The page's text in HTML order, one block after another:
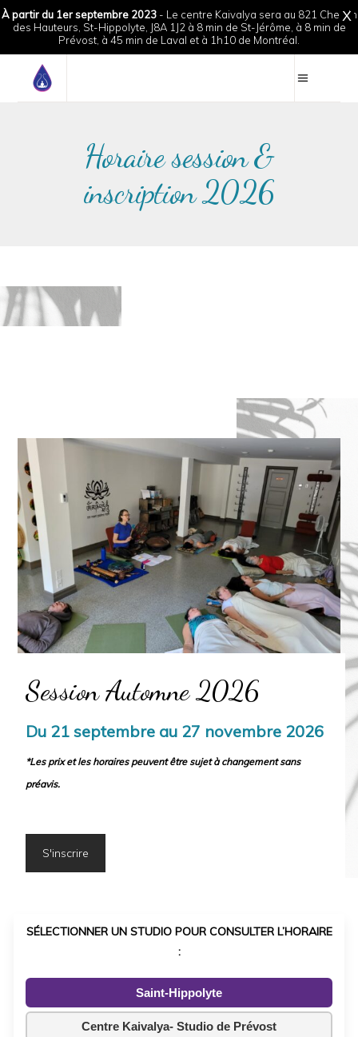
X
À partir du 1er septembre 2023- Le centre Kaivalya sera au 821 Chemin
des Hauteurs, St-Hippolyte, J8A 1J2 à 8 min de St-Jérôme, à 8 min de
Prévost, à 45 min de Laval et à 1h10 de Montréal.
Horaire session &
inscription 2026
Session Automne 2026
Du 21 septembre au 27 novembre 2026
*Les prix et les horaires peuvent être sujet à changement sans
préavis.
S'inscrire
SÉLECTIONNER UN STUDIO POUR CONSULTER L’HORAIRE
:
Saint-Hippolyte
Centre Kaivalya- Studio de Prévost